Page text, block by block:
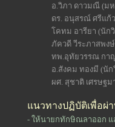
อ.วิภา ดาวมณี (ม
ดร. อนุสรณ์ ศรีแก้
โคทม อารียา (นัก
ภัควดี วีระภาสพง
ทพ.อุทัยวรรณ กา
อ.สังคม ทองมี (นัก
ผศ. สุชาติ เศรษฐ
แนวทางปฏิบัติเพื่อผ่
- ให้นายกทักษิณลาออก แ